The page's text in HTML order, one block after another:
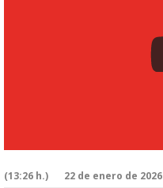
22 de enero de 2026
(13:26 h.)